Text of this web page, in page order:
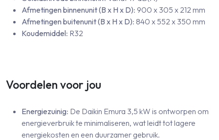
Afmetingen binnenunit (B x H x D): 900 x 305 x 212 mm
Afmetingen buitenunit (B x H x D): 840 x 552 x 350 mm
Koudemiddel: R32
Voordelen voor jou
Energiezuinig: De Daikin Emura 3,5 kW is ontworpen om
energieverbruik te minimaliseren, wat leidt tot lagere
energiekosten en een duurzamer gebruik.